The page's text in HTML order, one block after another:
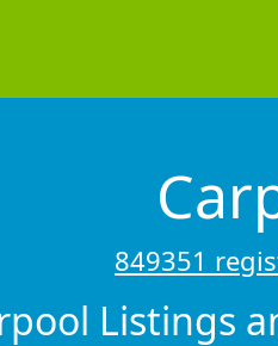
849351
Listings